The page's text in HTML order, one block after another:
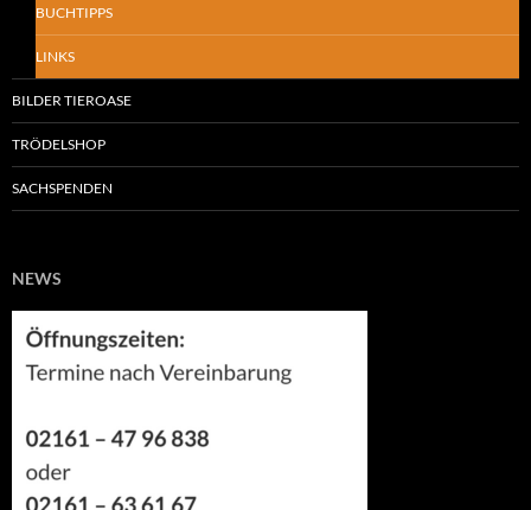
BUCHTIPPS
LINKS
BILDER TIEROASE
TRÖDELSHOP
SACHSPENDEN
NEWS